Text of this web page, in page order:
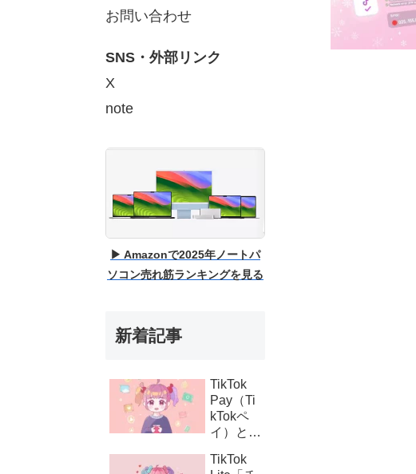
お問い合わせ
SNS・外部リンク
X
note
▶ Amazonで2025年ノートパ
ソコン売れ筋ランキングを見る
新着記事
TikTok
Pay（Ti
kTokペ
イ）と
い設定の
TikTok